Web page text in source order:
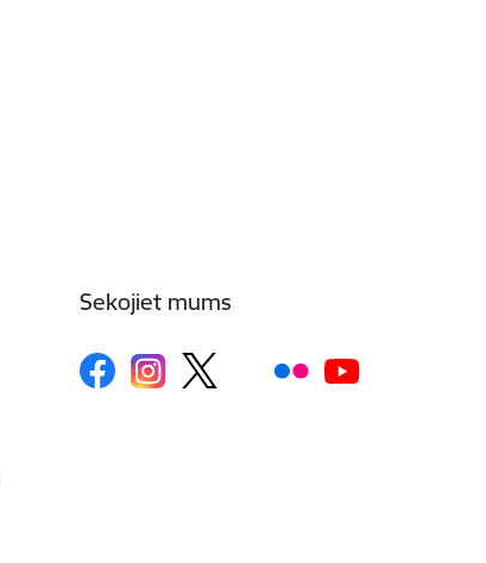
Sekojiet mums